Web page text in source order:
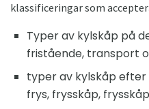
klassificeringar som
Typer av kylskåp på
fristående, transport
typer av kylskåp
frys, frysskåp,